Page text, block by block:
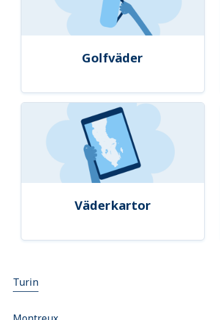
Golfväder
Väderkartor
Turin